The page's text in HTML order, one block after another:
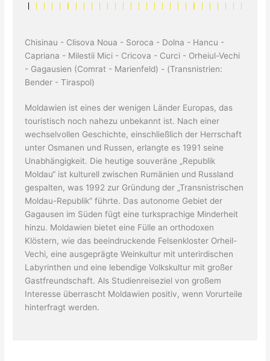
Chisinau - Clisova Noua - Soroca - Dolna - Hancu -
Capriana - Milestii Mici - Cricova - Curci - Orheiul-Vechi
- Gagausien (Comrat - Marienfeld) - (Transnistrien:
Bender - Tiraspol)
Moldawien ist eines der wenigen Länder Europas, das
touristisch noch nahezu unbekannt ist. Nach einer
wechselvollen Geschichte, einschließlich der Herrschaft
unter Osmanen und Russen, erlangte es 1991 seine
Unabhängigkeit. Die heutige souveräne „Republik
Moldau“ ist kulturell zwischen Rumänien und Russland
gespalten, was 1992 zur Gründung der „Transnistrischen
Moldau-Republik“ führte. Das autonome Gebiet der
Gagausen im Süden fügt eine turksprachige Minderheit
hinzu. Moldawien bietet eine Fülle an orthodoxen
Klöstern, wie das beeindruckende Felsenkloster Orheil-
Vechi, eine ausgeprägte Weinkultur mit unterirdischen
Labyrinthen und eine lebendige Volkskultur mit großer
Gastfreundschaft. Als Studienreiseziel von großem
Interesse überrascht Moldawien positiv, wenn Vorurteile
hinterfragt werden.